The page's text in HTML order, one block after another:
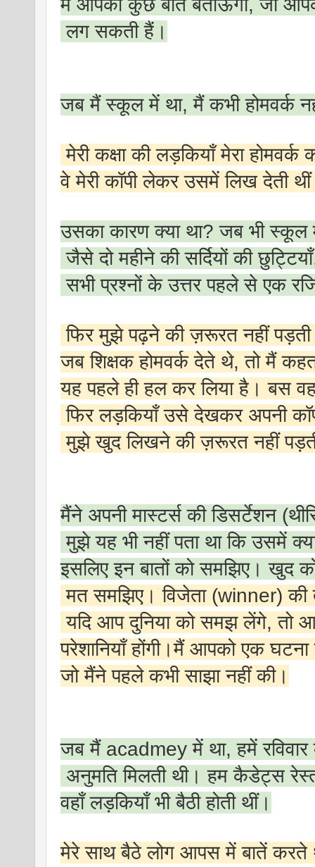
लग सकती हैं।
जब मैं स्कूल में था, मैं कभी होमवर्क
मेरी कक्षा की लड़कियाँ मेरा
वे मेरी कॉपी लेकर उसमें लिख देती
उसका कारण क्या था? जब भी स्कूल
जैसे दो महीने की सर्दियों की
सभी प्रश्नों के उत्तर पहले से एक
फिर मुझे पढ़ने की ज़रूरत नहीं
जब शिक्षक होमवर्क देते थे, तो मैं
यह पहले ही हल कर लिया है। बस
फिर लड़कियाँ उसे देखकर अपनी
मुझे खुद लिखने की ज़रूरत नहीं
मैंने अपनी मास्टर्स की डिसर्टेशन
मुझे यह भी नहीं पता था कि उसमें
इसलिए इन बातों को समझिए। खुद
मत समझिए। विजेता (winner) की
यदि आप दुनिया को समझ लेंगे, तो
परेशानियाँ होंगी।मैं आपको एक
जो मैंने पहले कभी साझा नहीं की।
जब मैं acadmey में था, हमें रविवार
अनुमति मिलती थी। हम कैडेट्स
वहाँ लड़कियाँ भी बैठी होती थीं।
मेरे साथ बैठे लोग आपस में बातें